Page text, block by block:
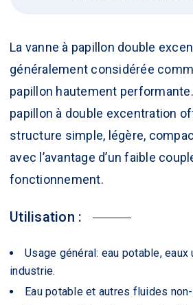
La vanne à papillon double
généralement considérée
papillon hautement
papillon à double excentration
structure simple, légère,
avec l’avantage d’un faible
fonctionnement.
Utilisation :
Usage général: eau potable,
industrie.
Eau potable et autres fluides